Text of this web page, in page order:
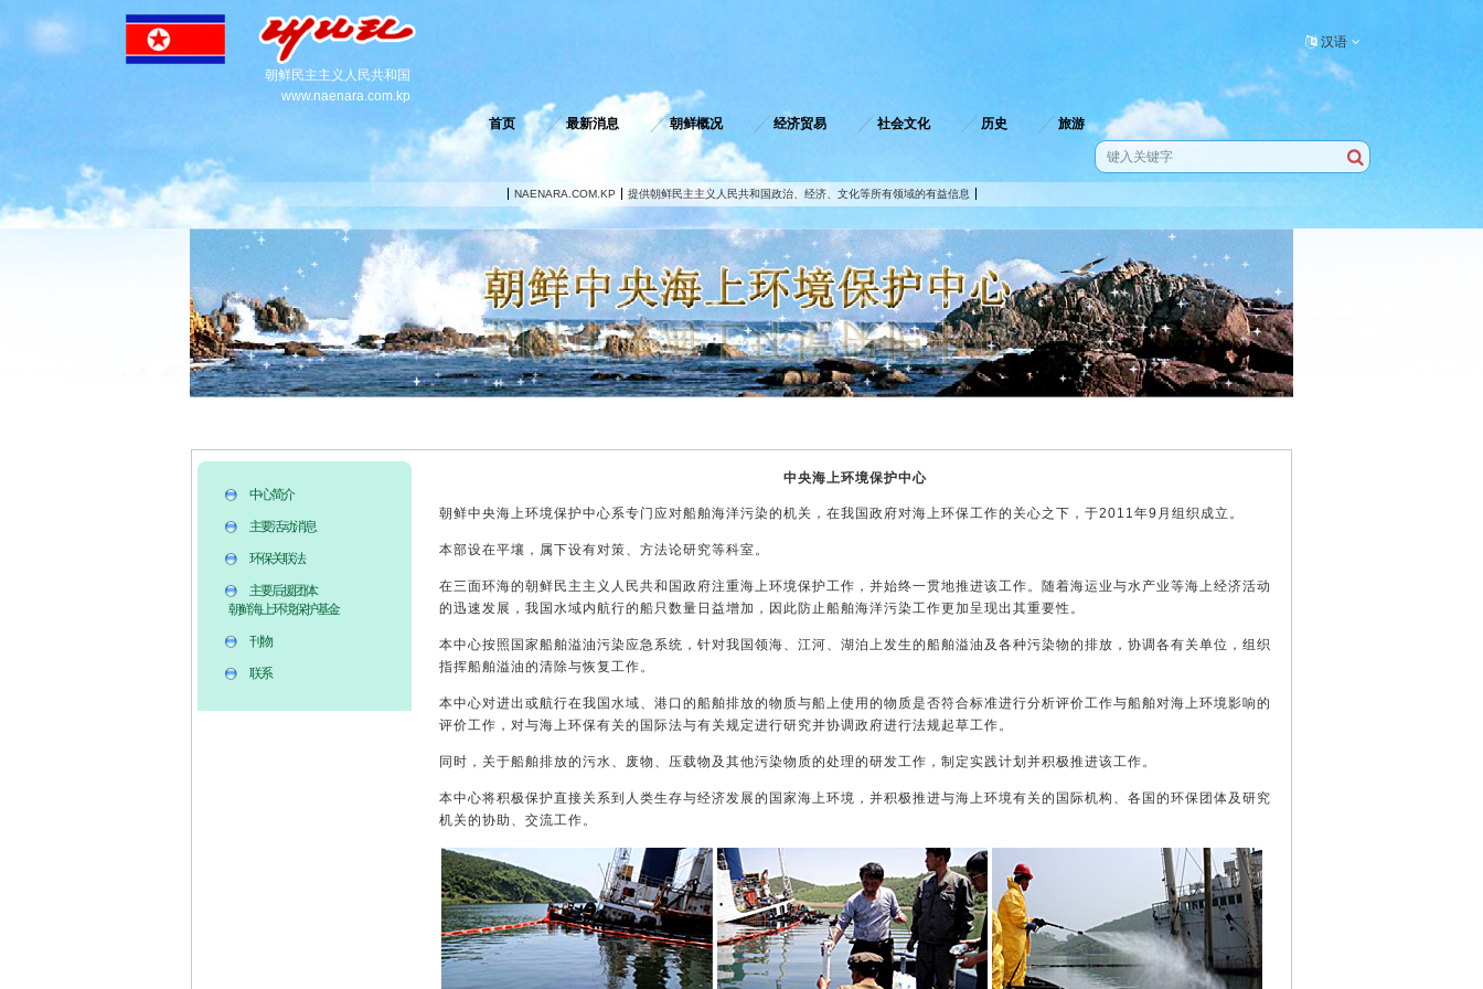
朝鲜民主主义人民共和国
www.naenara.com.kp
汉语
首页 最新消息 朝鲜概况 经济贸易 社会文化 历史 旅游
NAENARA.COM.KP 提供朝鲜民主主义人民共和国政治、经济、文化等所有领域的有益信息
中心简介
主要活动消息
环保关联法
主要后援团体:
朝鲜海上环境保护基金
刊物
联系
中央海上环境保护中心
朝鲜中央海上环境保护中心系专门应对船舶海洋污染的机关，在我国政府对海上环保工作的关心之下，于2011年9月组织成立。
本部设在平壤，属下设有对策、方法论研究等科室。
在三面环海的朝鲜民主主义人民共和国政府注重海上环境保护工作，并始终一贯地推进该工作。随着海运业与水产业等海上经济活动
的迅速发展，我国水域内航行的船只数量日益增加，因此防止船舶海洋污染工作更加呈现出其重要性。
本中心按照国家船舶溢油污染应急系统，针对我国领海、江河、湖泊上发生的船舶溢油及各种污染物的排放，协调各有关单位，组织
指挥船舶溢油的清除与恢复工作。
本中心对进出或航行在我国水域、港口的船舶排放的物质与船上使用的物质是否符合标准进行分析评价工作与船舶对海上环境影响的
评价工作，对与海上环保有关的国际法与有关规定进行研究并协调政府进行法规起草工作。
同时，关于船舶排放的污水、废物、压载物及其他污染物质的处理的研发工作，制定实践计划并积极推进该工作。
本中心将积极保护直接关系到人类生存与经济发展的国家海上环境，并积极推进与海上环境有关的国际机构、各国的环保团体及研究
机关的协助、交流工作。